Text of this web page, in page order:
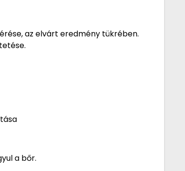
az elvárt eredmény tükrében.
a bőr.